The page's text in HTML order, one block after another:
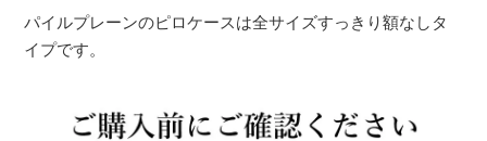
パイルプレーンのピロケースは全サイズすっきり額なしタ
イプです。